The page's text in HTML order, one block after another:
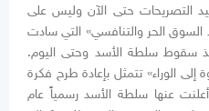
التصريحات حتى الآن وليس على
الحر والتنافسي» التي سادت
سقوط سلطة الأسد وحتى اليوم.
الوراء» تتمثل بإعادة طرح فكرة
عنها سلطة الأسد رسمياً عام